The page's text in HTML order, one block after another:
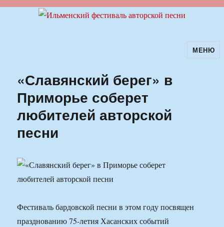
Ильменский фестиваль авторскойМЕНЮ
«Славянский берег» в
Приморье соберет
любителей авторской
песни
Фестиваль бардовской песни в этом году посвящен
празднованию 75-летия Хасанских событий